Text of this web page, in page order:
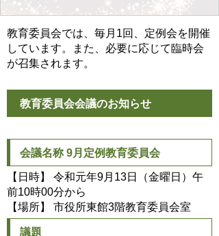
教育委員会では、毎月1回、定例会を開催
しています。また、必要に応じて臨時会
が召集されます。
教育委員会会議のお知らせ
会議名称 9月定例教育委員会
【日時】 令和元年9月13日（金曜日）午
前10時00分から
【場所】 市役所東館3階教育委員会室
議題